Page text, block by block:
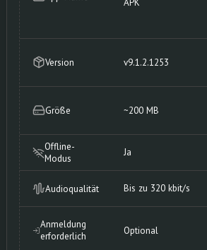
APK
Version v9.1.2.1253
Größe ~200 MB
Offline-
Modus
Ja
Audioqualität Bis zu 320 kbit/s
Anmeldung
erforderlich
Optional